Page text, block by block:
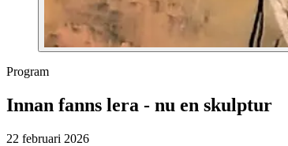
Program
Innan fanns lera - nu en skulptur
22 februari 2026